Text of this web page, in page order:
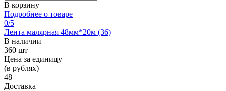
В корзину
Подробнее о товаре
0/5
Лента малярная 48мм*20м (36)
В наличии
360 шт
Цена за единицу
(в рублях)
48
Доставка